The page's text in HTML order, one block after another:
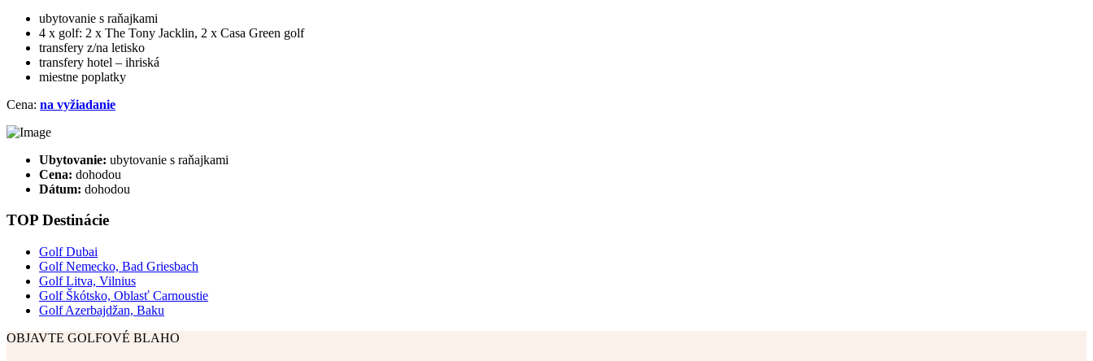
ubytovanie s raňajkami
4 x golf: 2 x The Tony Jacklin, 2 x Casa Green golf
transfery z/na letisko
transfery hotel – ihriská
miestne poplatky
Cena: na vyžiadanie
Ubytovanie: ubytovanie s raňajkami
Cena: dohodou
Dátum: dohodou
TOP Destinácie
Golf Dubai
Golf Nemecko, Bad Griesbach
Golf Litva, Vilnius
Golf Škótsko, Oblasť Carnoustie
Golf Azerbajdžan, Baku
OBJAVTE GOLFOVÉ BLAHO